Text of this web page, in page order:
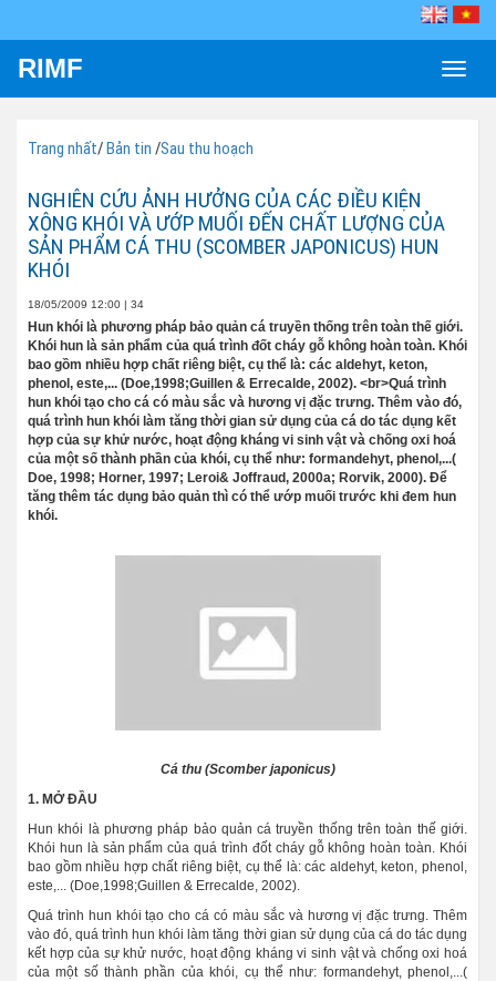
Toggle
RIMF
Trang nhất/Bản tin /Sau thu hoạch
NGHIÊN CỨU ẢNH HƯỞNG CỦA CÁC ĐIỀU KIỆN
XÔNG KHÓI VÀ ƯỚP MUỐI ĐẾN CHẤT LƯỢNG CỦA
SẢN PHẨM CÁ THU (SCOMBER JAPONICUS) HUN
KHÓI
18/05/2009 12:00 | 34
Hun khói là phương pháp bảo quản cá truyền thống trên toàn thế giới.
Khói hun là sản phẩm của quá trình đốt cháy gỗ không hoàn toàn. Khói
bao gồm nhiều hợp chất riêng biệt, cụ thể là: các aldehyt, keton,
phenol, este,... (Doe,1998;Guillen & Errecalde, 2002). <br>Quá trình
hun khói tạo cho cá có màu sắc và hương vị đặc trưng. Thêm vào đó,
quá trình hun khói làm tăng thời gian sử dụng của cá do tác dụng kết
hợp của sự khử nước, hoạt động kháng vi sinh vật và chống oxi hoá
của một số thành phần của khói, cụ thể như: formandehyt, phenol,...(
Doe, 1998; Horner, 1997; Leroi& Joffraud, 2000a; Rorvik, 2000). Để
tăng thêm tác dụng bảo quản thì có thể ướp muối trước khi đem hun
khói.
Cá thu (Scomber japonicus)
1. MỞ ĐẦU
Hun khói là phương pháp bảo quản cá truyền thống trên toàn thế giới.
Khói hun là sản phẩm của quá trình đốt cháy gỗ không hoàn toàn. Khói
bao gồm nhiều hợp chất riêng biệt, cụ thể là: các aldehyt, keton, phenol,
este,... (Doe,1998;Guillen & Errecalde, 2002).
Quá trình hun khói tạo cho cá có màu sắc và hương vị đặc trưng. Thêm
vào đó, quá trình hun khói làm tăng thời gian sử dụng của cá do tác dụng
kết hợp của sự khử nước, hoạt động kháng vi sinh vật và chống oxi hoá
của một số thành phần của khói, cụ thể như: formandehyt, phenol,...(